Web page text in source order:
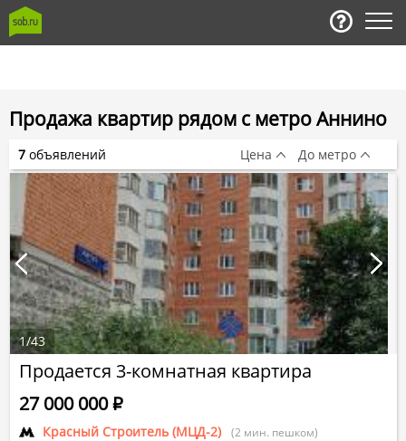
Продажа квартир рядом с метро Аннино
Продается 3-комнатная квартира
Красный Строитель (МЦД-2) (2 мин. пешком)
27 000 000Р
1/43
7 объявлений Цена До метро